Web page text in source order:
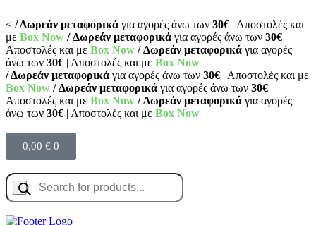
< / Δωρεάν μεταφορικά για αγορές άνω των 30€ | Αποστολές και
με Box Now / Δωρεάν μεταφορικά για αγορές άνω των 30€ |
Αποστολές και με Box Now / Δωρεάν μεταφορικά για αγορές
άνω των 30€ | Αποστολές και με Box Now
/ Δωρεάν μεταφορικά για αγορές άνω των 30€ | Αποστολές και με
Box Now / Δωρεάν μεταφορικά για αγορές άνω των 30€ |
Αποστολές και με Box Now / Δωρεάν μεταφορικά για αγορές
άνω των 30€ | Αποστολές και με Box Now
0,00 € 0